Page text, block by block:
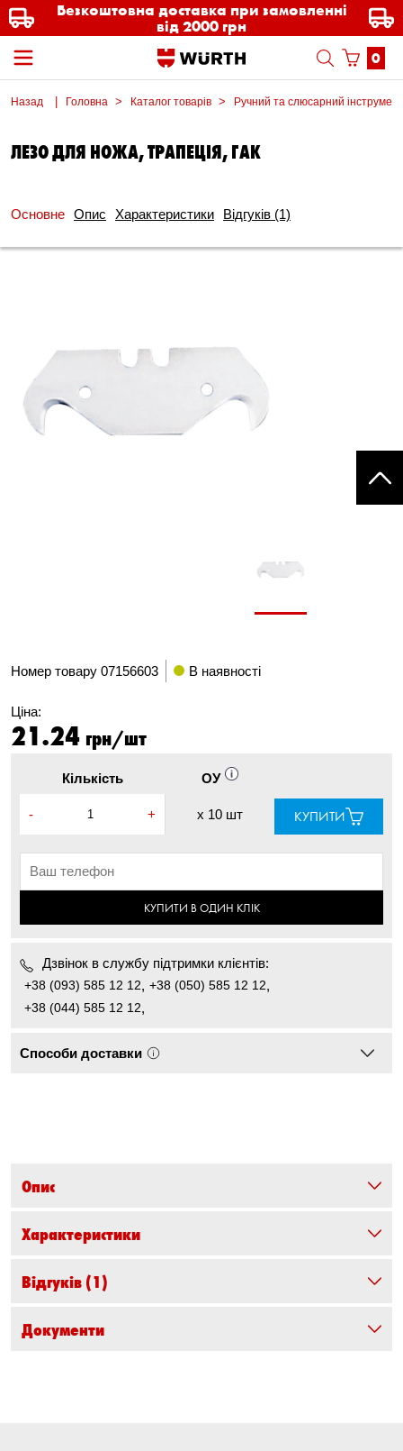
Безкоштовна доставка при замовленні
від 2000 грн
0
Назад Головна Каталог товарів Ручний та слюсарний інструмент
ЛЕЗО ДЛЯ НОЖА, ТРАПЕЦІЯ, ГАК
Основне Опис Характеристики Відгуків (1)
Номер товару 07156603 В наявності
Ціна:
21.24 грн/шт
Кількість
- +
ОУ
x 10 шт КУПИТИ
КУПИТИ В ОДИН КЛІК
Дзвінок в службу підтримки клієнтів:
+38 (093) 585 12 12, +38 (050) 585 12 12,
+38 (044) 585 12 12,
Способи доставки
Опис
Характеристики
Відгуків (1)
Документи